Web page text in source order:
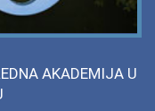
AKADEMIJA U